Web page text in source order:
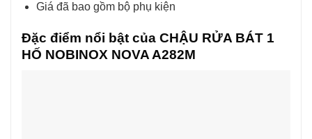
Giá đã bao gồm bộ phụ kiện
Đặc điểm nổi bật của CHẬU RỬA BÁT 1
HỐ NOBINOX NOVA A282M